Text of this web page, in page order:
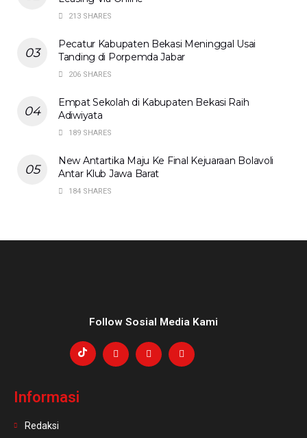
213 SHARES
Pecatur Kabupaten Bekasi Meninggal Usai
Tanding di Porpemda Jabar
206 SHARES
Empat Sekolah di Kabupaten Bekasi Raih
Adiwiyata
189 SHARES
New Antartika Maju Ke Final Kejuaraan Bolavoli
Antar Klub Jawa Barat
184 SHARES
Follow Sosial Media Kami
Informasi
Redaksi